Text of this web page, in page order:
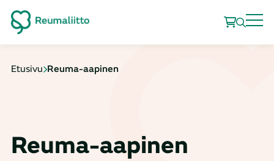
Etusivu Reuma-aapinen
Reuma-aapinen